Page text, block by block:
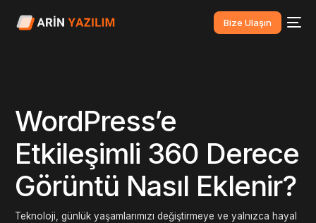
Bize Ulaşın
WordPress’e
Etkileşimli 360 Derece
Görüntü Nasıl Eklenir?
Teknoloji, günlük yaşamlarımızı değiştirmeye ve yalnızca hayal